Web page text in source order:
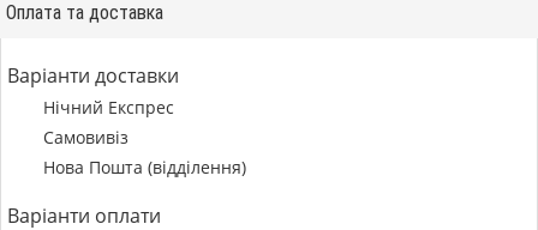
Оплата та доставка
Варіанти доставки
Нічний Експрес
Самовивіз
Нова Пошта (відділення)
Варіанти оплати